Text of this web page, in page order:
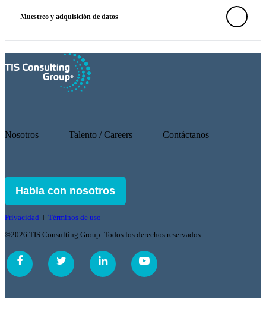
Muestreo y adquisición de datos
Nosotros Talento / Careers Contáctanos
Habla con nosotros
Privacidad ǀ Términos de uso
©2026 TIS Consulting Group. Todos los derechos reservados.